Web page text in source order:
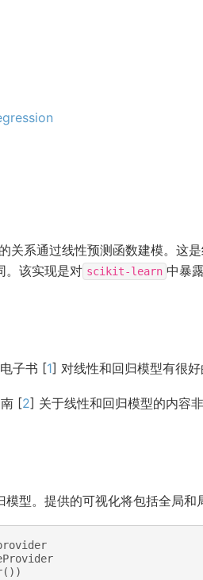
关系通过线性预测函数建模。这
。该实现是对 scikit-learn 中暴
子书 [1] 对线性和回归模型有很
[2] 关于线性和回归模型的内容
型。提供的可视化将包括全局和
())